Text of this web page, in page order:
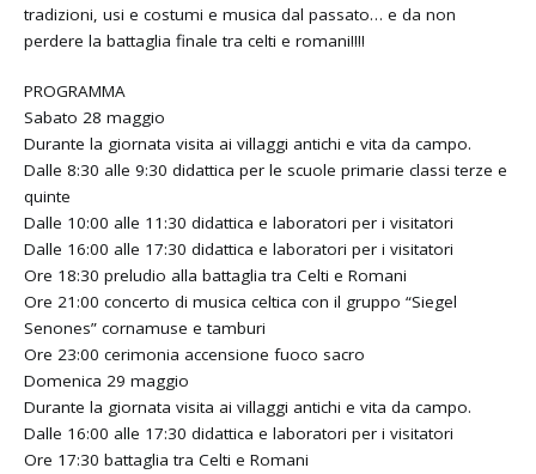
tradizioni, usi e costumi e musica dal passato… e da non
perdere la battaglia finale tra celti e romani!!!!
PROGRAMMA
Sabato 28 maggio
Durante la giornata visita ai villaggi antichi e vita da campo.
Dalle 8:30 alle 9:30 didattica per le scuole primarie classi terze e
quinte
Dalle 10:00 alle 11:30 didattica e laboratori per i visitatori
Dalle 16:00 alle 17:30 didattica e laboratori per i visitatori
Ore 18:30 preludio alla battaglia tra Celti e Romani
Ore 21:00 concerto di musica celtica con il gruppo “Siegel
Senones” cornamuse e tamburi
Ore 23:00 cerimonia accensione fuoco sacro
Domenica 29 maggio
Durante la giornata visita ai villaggi antichi e vita da campo.
Dalle 16:00 alle 17:30 didattica e laboratori per i visitatori
Ore 17:30 battaglia tra Celti e Romani